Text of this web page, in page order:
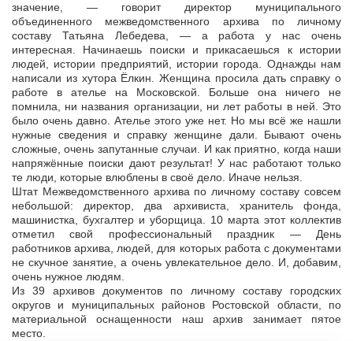
значение, — говорит директор муниципального
объединенного межведомственного архива по личному
составу Татьяна Лебедева, — а работа у нас очень
интересная. Начинаешь поиски и прикасаешься к истории
людей, истории предприятий, истории города. Однажды нам
написали из хутора Ёлкин. Женщина просила дать справку о
работе в ателье на Московской. Больше она ничего не
помнила, ни названия организации, ни лет работы в ней. Это
было очень давно. Ателье этого уже нет. Но мы всё же нашли
нужные сведения и справку женщине дали. Бывают очень
сложные, очень запутанные случаи. И как приятно, когда наши
напряжённые поиски дают результат! У нас работают только
те люди, которые влюблены в своё дело. Иначе нельзя.
Штат Межведомственного архива по личному составу совсем
небольшой: директор, два архивиста, хранитель фонда,
машинистка, бухгалтер и уборщица. 10 марта этот коллектив
отметил свой профессиональный праздник — День
работников архива, людей, для которых работа с документами
не скучное занятие, а очень увлекательное дело. И, добавим,
очень нужное людям.
Из 39 архивов документов по личному составу городских
округов и муниципальных районов Ростовской области, по
материальной оснащенности наш архив занимает пятое
место.